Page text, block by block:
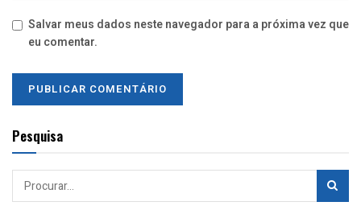
Salvar meus dados neste navegador para a próxima vez que
eu comentar.
Pesquisa